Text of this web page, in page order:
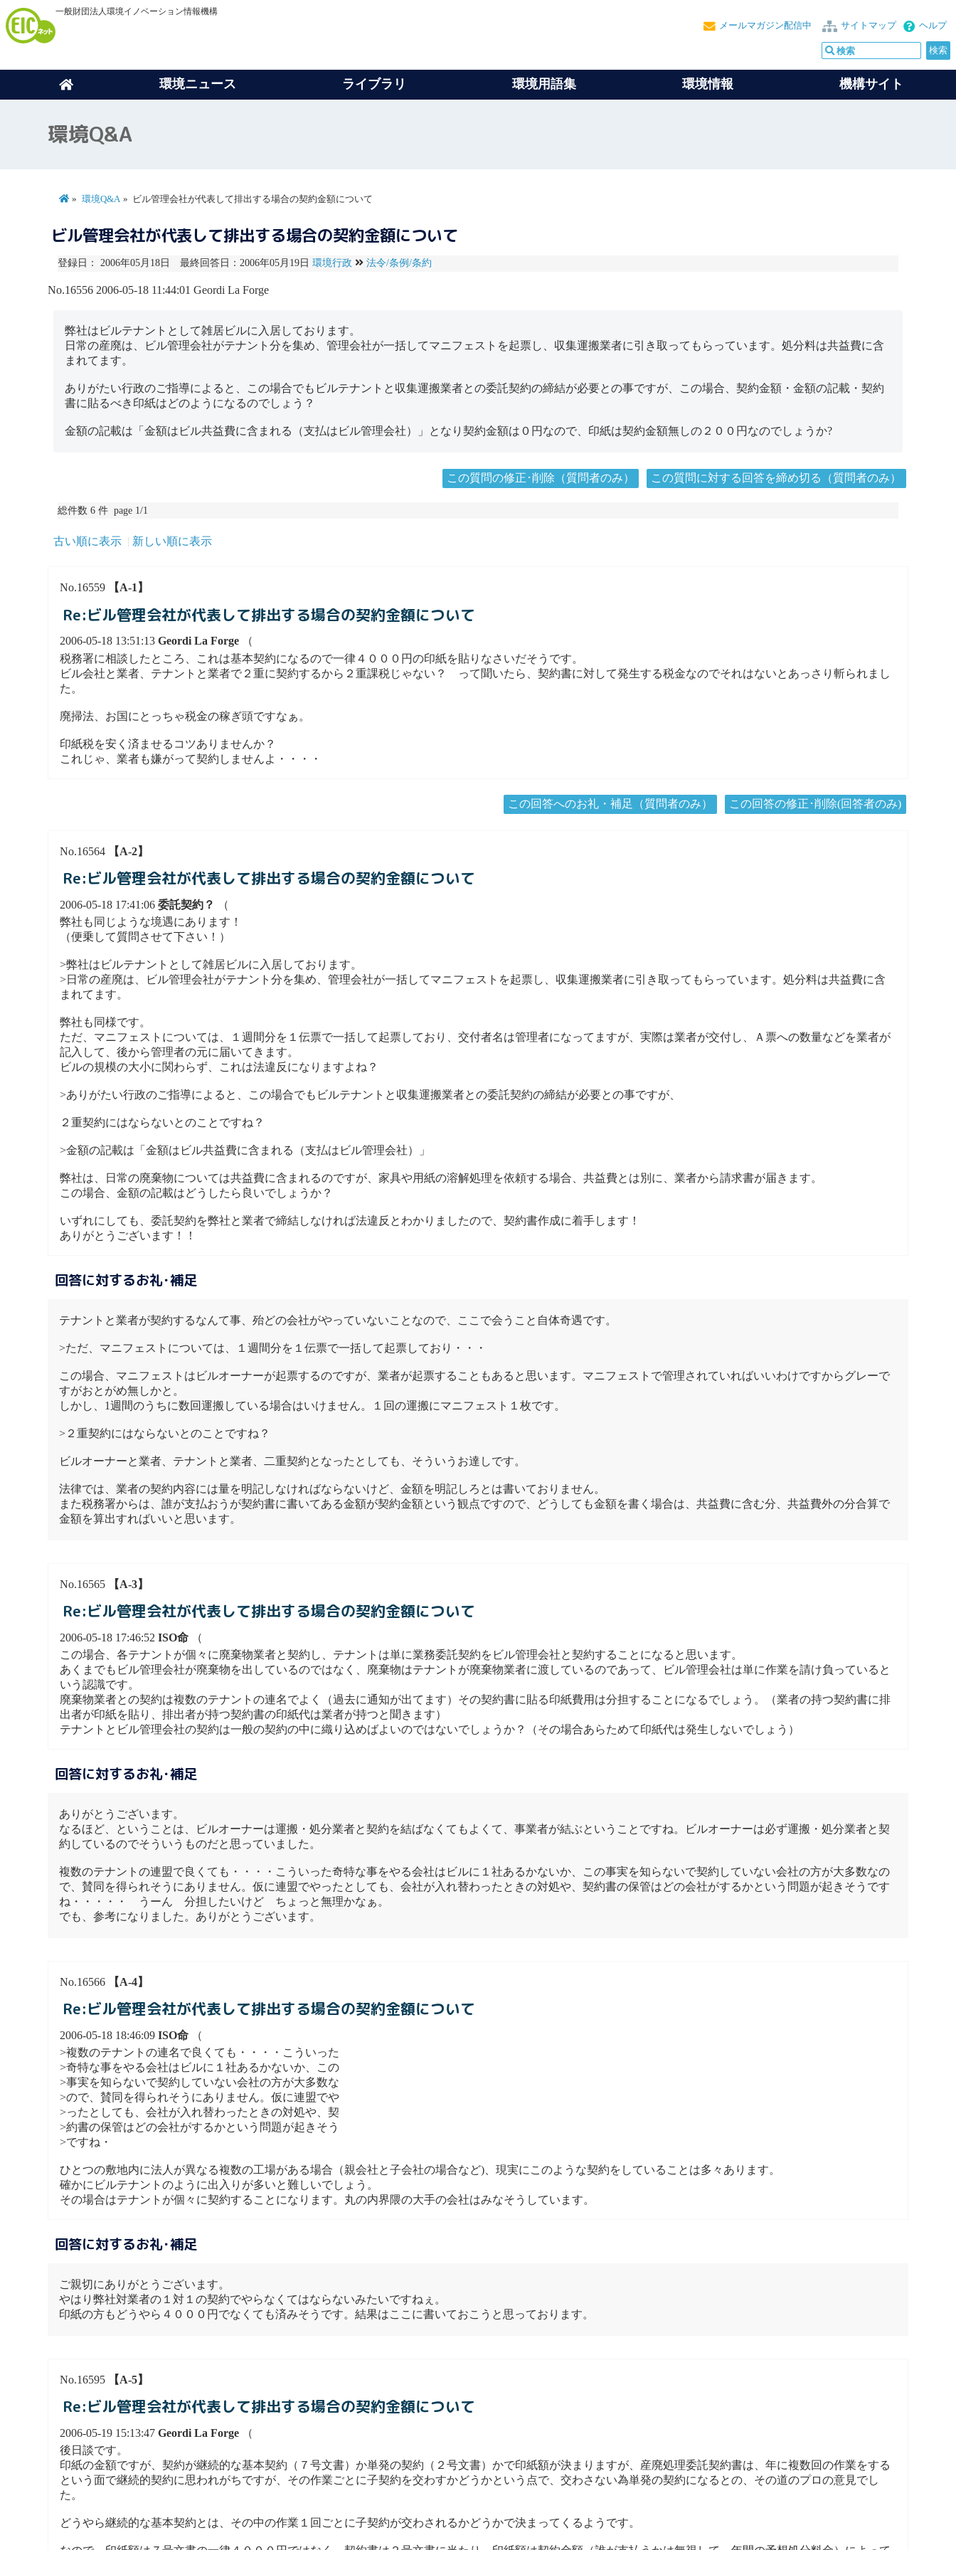
一般財団法人環境イノベーション情報機構
ヘルプ
サイトマップ
メールマガジン配信中
環境ニュース ライブラリ 環境用語集 環境情報 機構サイト
環境Q&A
環境Q&A ビル管理会社が代表して排出する場合の契約金額について
ビル管理会社が代表して排出する場合の契約金額について
登録日： 2006年05月18日 最終回答日：2006年05月19日 環境行政 法令/条例/条約
No.16556 2006-05-18 11:44:01Geordi La Forge
弊社はビルテナントとして雑居ビルに入居しております。
日常の産廃は、ビル管理会社がテナント分を集め、管理会社が一括してマニフェストを起票し、収集運搬業者に引き取ってもらっています。処分料は共益費に含
まれてます。
ありがたい行政のご指導によると、この場合でもビルテナントと収集運搬業者との委託契約の締結が必要との事ですが、この場合、契約金額・金額の記載・契約
書に貼るべき印紙はどのようになるのでしょう？
金額の記載は「金額はビル共益費に含まれる（支払はビル管理会社）」となり契約金額は０円なので、印紙は契約金額無しの２００円なのでしょうか?
この質問の修正･削除（質問者のみ） この質問に対する回答を締め切る（質問者のみ）
総件数 6 件 page 1/1
古い順に表示 新しい順に表示
No.16559 【A-1】
Re:ビル管理会社が代表して排出する場合の契約金額について
2006-05-18 13:51:13Geordi La Forge （
税務署に相談したところ、これは基本契約になるので一律４０００円の印紙を貼りなさいだそうです。
ビル会社と業者、テナントと業者で２重に契約するから２重課税じゃない？ って聞いたら、契約書に対して発生する税金なのでそれはないとあっさり斬られまし
た。
廃掃法、お国にとっちゃ税金の稼ぎ頭ですなぁ。
印紙税を安く済ませるコツありませんか？
これじゃ、業者も嫌がって契約しませんよ・・・・
この回答へのお礼・補足（質問者のみ） この回答の修正･削除(回答者のみ)
No.16564 【A-2】
Re:ビル管理会社が代表して排出する場合の契約金額について
2006-05-18 17:41:06委託契約？
（
弊社も同じような境遇にあります！
（便乗して質問させて下さい！）
>弊社はビルテナントとして雑居ビルに入居しております。
>日常の産廃は、ビル管理会社がテナント分を集め、管理会社が一括してマニフェストを起票し、収集運搬業者に引き取ってもらっています。処分料は共益費に含
まれてます。
弊社も同様です。
ただ、マニフェストについては、１週間分を１伝票で一括して起票しており、交付者名は管理者になってますが、実際は業者が交付し、Ａ票への数量などを業者が
記入して、後から管理者の元に届いてきます。
ビルの規模の大小に関わらず、これは法違反になりますよね？
>ありがたい行政のご指導によると、この場合でもビルテナントと収集運搬業者との委託契約の締結が必要との事ですが、
２重契約にはならないとのことですね？
>金額の記載は「金額はビル共益費に含まれる（支払はビル管理会社）」
弊社は、日常の廃棄物については共益費に含まれるのですが、家具や用紙の溶解処理を依頼する場合、共益費とは別に、業者から請求書が届きます。
この場合、金額の記載はどうしたら良いでしょうか？
いずれにしても、委託契約を弊社と業者で締結しなければ法違反とわかりましたので、契約書作成に着手します！
ありがとうございます！！
回答に対するお礼･補足
テナントと業者が契約するなんて事、殆どの会社がやっていないことなので、ここで会うこと自体奇遇です。
>ただ、マニフェストについては、１週間分を１伝票で一括して起票しており・・・
この場合、マニフェストはビルオーナーが起票するのですが、業者が起票することもあると思います。マニフェストで管理されていればいいわけですからグレーで
すがおとがめ無しかと。
しかし、1週間のうちに数回運搬している場合はいけません。１回の運搬にマニフェスト１枚です。
>２重契約にはならないとのことですね？
ビルオーナーと業者、テナントと業者、二重契約となったとしても、そういうお達しです。
法律では、業者の契約内容には量を明記しなければならないけど、金額を明記しろとは書いておりません。
また税務署からは、誰が支払おうが契約書に書いてある金額が契約金額という観点ですので、どうしても金額を書く場合は、共益費に含む分、共益費外の分合算で
金額を算出すればいいと思います。
No.16565 【A-3】
Re:ビル管理会社が代表して排出する場合の契約金額について
2006-05-18 17:46:52ISO命 （
この場合、各テナントが個々に廃棄物業者と契約し、テナントは単に業務委託契約をビル管理会社と契約することになると思います。
あくまでもビル管理会社が廃棄物を出しているのではなく、廃棄物はテナントが廃棄物業者に渡しているのであって、ビル管理会社は単に作業を請け負っていると
いう認識です。
廃棄物業者との契約は複数のテナントの連名でよく（過去に通知が出てます）その契約書に貼る印紙費用は分担することになるでしょう。（業者の持つ契約書に排
出者が印紙を貼り、排出者が持つ契約書の印紙代は業者が持つと聞きます）
テナントとビル管理会社の契約は一般の契約の中に織り込めばよいのではないでしょうか？（その場合あらためて印紙代は発生しないでしょう）
回答に対するお礼･補足
ありがとうございます。
なるほど、ということは、ビルオーナーは運搬・処分業者と契約を結ばなくてもよくて、事業者が結ぶということですね。ビルオーナーは必ず運搬・処分業者と契
約しているのでそういうものだと思っていました。
複数のテナントの連盟で良くても・・・・こういった奇特な事をやる会社はビルに１社あるかないか、この事実を知らないで契約していない会社の方が大多数なの
で、賛同を得られそうにありません。仮に連盟でやったとしても、会社が入れ替わったときの対処や、契約書の保管はどの会社がするかという問題が起きそうです
ね・・・・・ うーん 分担したいけど ちょっと無理かなぁ。
でも、参考になりました。ありがとうございます。
No.16566 【A-4】
Re:ビル管理会社が代表して排出する場合の契約金額について
2006-05-18 18:46:09ISO命 （
>複数のテナントの連名で良くても・・・・こういった
>奇特な事をやる会社はビルに１社あるかないか、この
>事実を知らないで契約していない会社の方が大多数な
>ので、賛同を得られそうにありません。仮に連盟でや
>ったとしても、会社が入れ替わったときの対処や、契
>約書の保管はどの会社がするかという問題が起きそう
>ですね・
ひとつの敷地内に法人が異なる複数の工場がある場合（親会社と子会社の場合など)、現実にこのような契約をしていることは多々あります。
確かにビルテナントのように出入りが多いと難しいでしょう。
その場合はテナントが個々に契約することになります。丸の内界隈の大手の会社はみなそうしています。
回答に対するお礼･補足
ご親切にありがとうございます。
やはり弊社対業者の１対１の契約でやらなくてはならないみたいですねぇ。
印紙の方もどうやら４０００円でなくても済みそうです。結果はここに書いておこうと思っております。
No.16595 【A-5】
Re:ビル管理会社が代表して排出する場合の契約金額について
2006-05-19 15:13:47Geordi La Forge （
後日談です。
印紙の金額ですが、契約が継続的な基本契約（７号文書）か単発の契約（２号文書）かで印紙額が決まりますが、産廃処理委託契約書は、年に複数回の作業をする
という面で継続的契約に思われがちですが、その作業ごとに子契約を交わすかどうかという点で、交わさない為単発の契約になるとの、その道のプロの意見でし
た。
どうやら継続的な基本契約とは、その中の作業１回ごとに子契約が交わされるかどうかで決まってくるようです。